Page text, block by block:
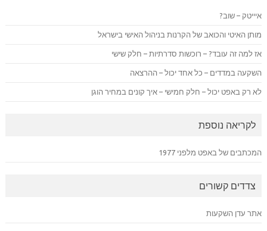
איייטק – שוב?
מותן האיטי והכואב של הקרנות בניהול האישי בישראל
אז למה זה עובד? – רוכשות סדרתיות – חלק שישי
השקעה במדדים – כל אחד יכול – ההרצאה
לא רק באפט יכול – חלק חמישי – איך קונים במחיר הוגן
לקריאה נוספת
המכתבים של באפט מלפני 1977
צדדים קשורים
אתר עדן השקעות